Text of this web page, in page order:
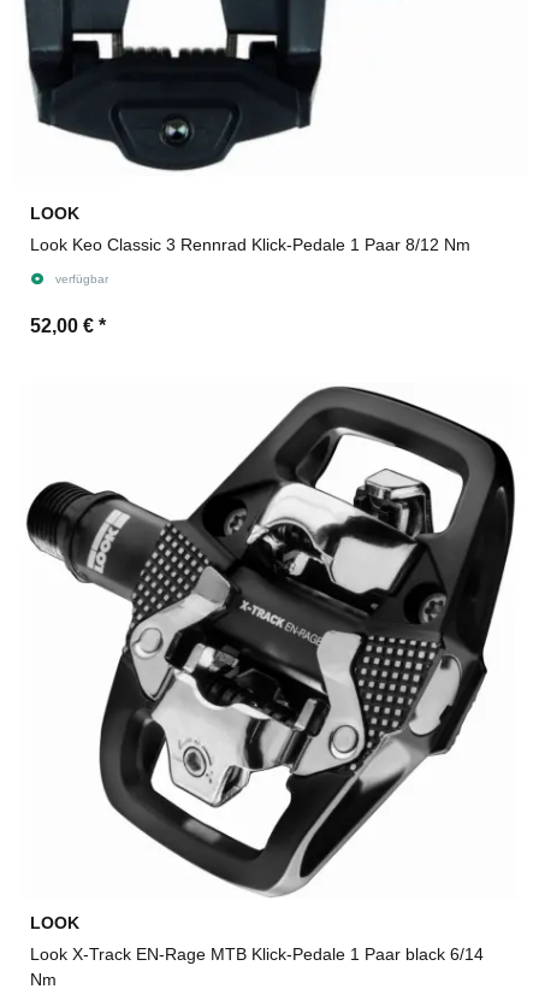
LOOK
Look Keo Classic 3 Rennrad Klick-Pedale 1 Paar 8/12 Nm
verfügbar
52,00 € *
LOOK
Look X-Track EN-Rage MTB Klick-Pedale 1 Paar black 6/14
Nm